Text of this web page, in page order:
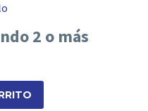
2 o más